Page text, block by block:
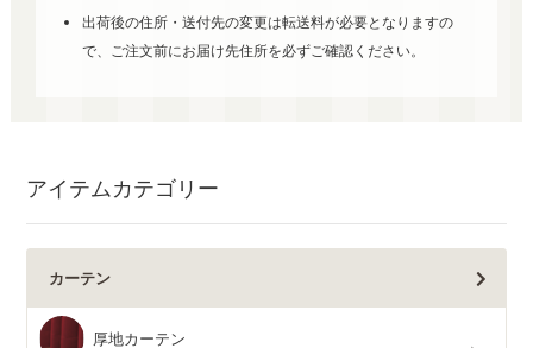
出荷後の住所・送付先の変更は転送料が必要となりますの
で、ご注文前にお届け先住所を必ずご確認ください。
アイテムカテゴリー
カーテン
厚地カーテン